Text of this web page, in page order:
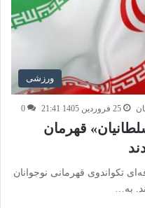
ورزشی
25 فروردین 1405 21:41 0
قهرمان
تکواندوی قهرمانی نوجوانان